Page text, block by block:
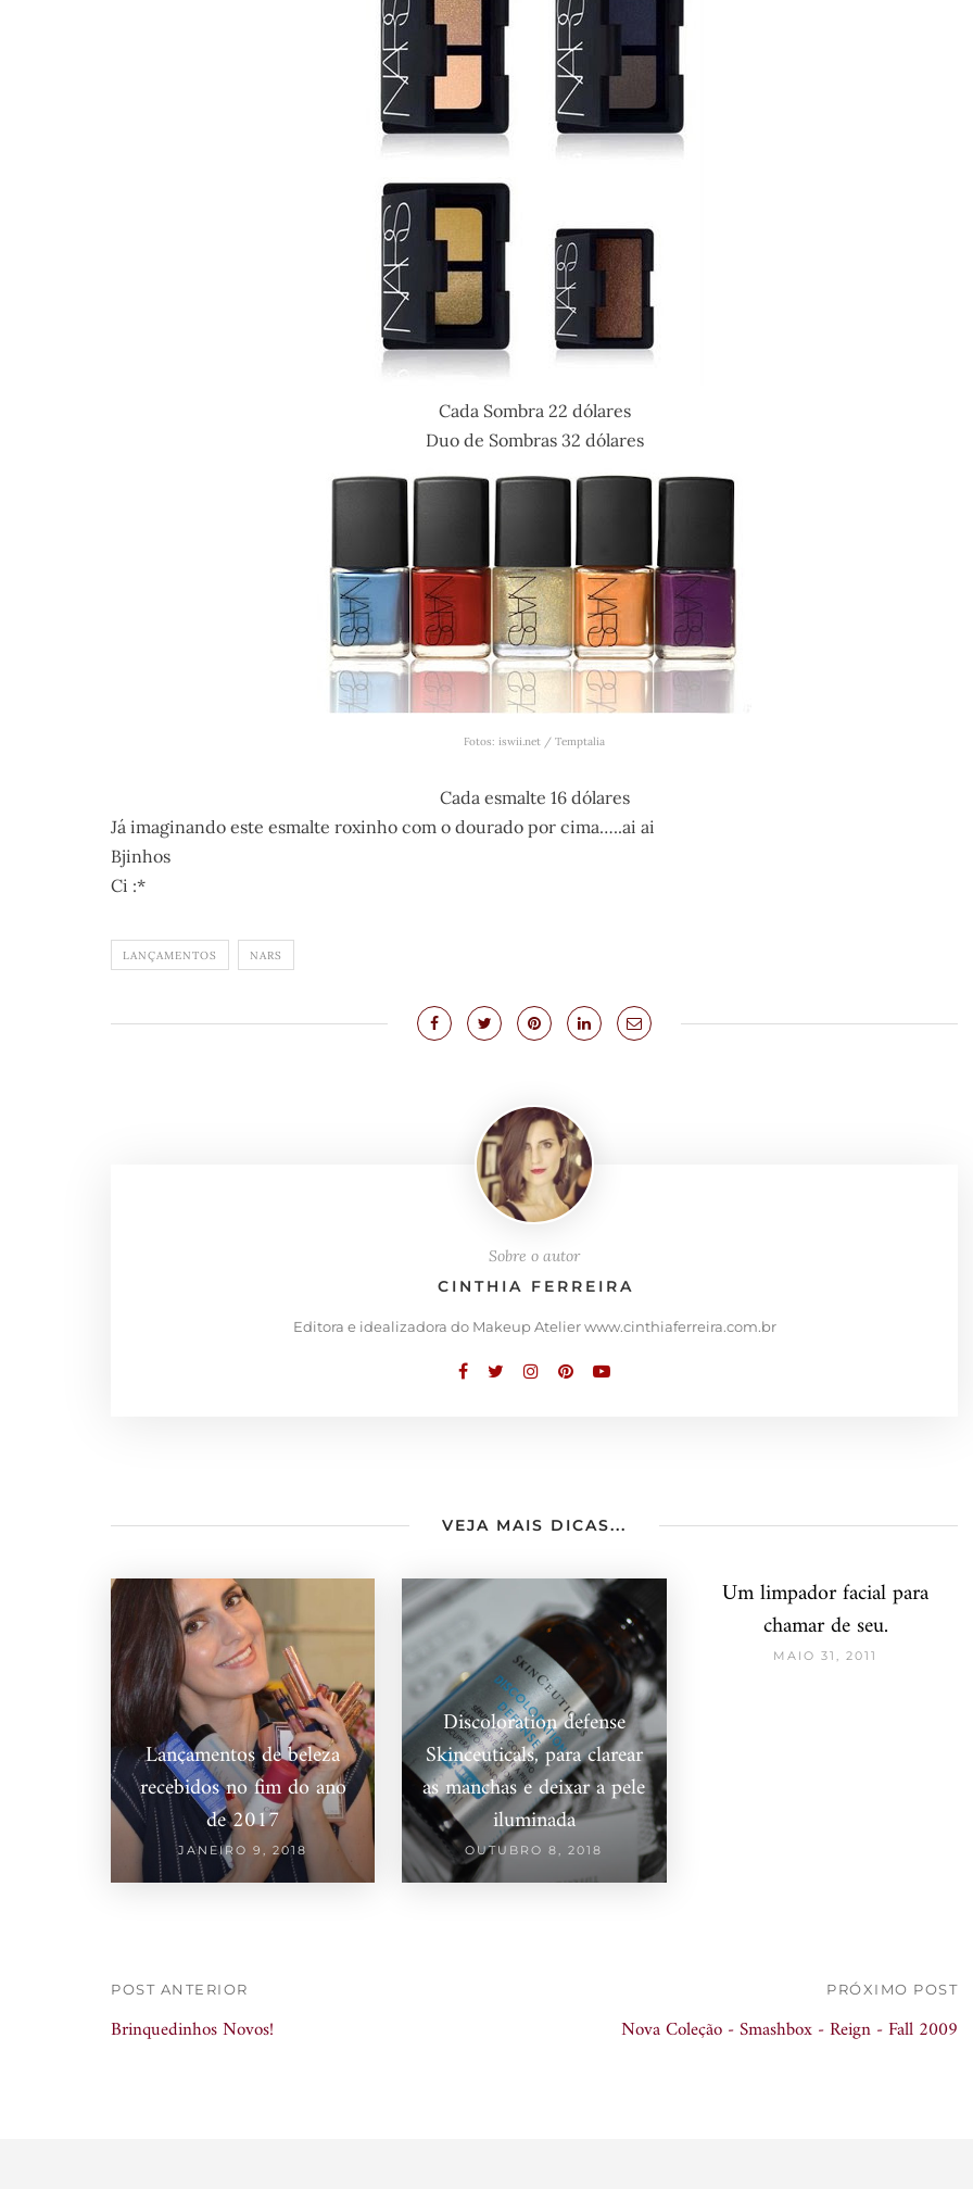
Cada Sombra 22 dólares
Duo de Sombras 32 dólares
Fotos: iswii.net / Temptalia
Cada esmalte 16 dólares
Já imaginando este esmalte roxinho com o dourado por cima…..ai ai
Bjinhos
Ci :*
LANÇAMENTOS NARS
Sobre o autor
CINTHIA FERREIRA
Editora e idealizadora do Makeup Atelier www.cinthiaferreira.com.br
VEJA MAIS DICAS...
Lançamentos de beleza
recebidos no fim do ano
de 2017
JANEIRO 9, 2018
Discoloration defense
Skinceuticals, para clarear
as manchas e deixar a pele
iluminada
OUTUBRO 8, 2018
Um limpador facial para
chamar de seu.
MAIO 31, 2011
POST ANTERIOR
Brinquedinhos Novos!
PRÓXIMO POST
Nova Coleção - Smashbox - Reign - Fall 2009